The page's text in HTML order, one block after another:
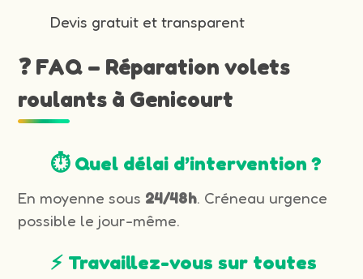
Devis gratuit et transparent
❓ FAQ – Réparation volets
roulants à Genicourt
⏱️ Quel délai d’intervention ?
En moyenne sous 24/48h. Créneau urgence
possible le jour-même.
⚡ Travaillez-vous sur toutes